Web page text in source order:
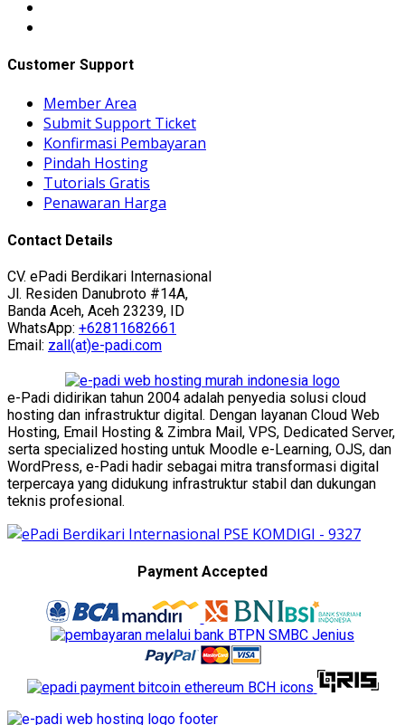
Customer Support
Member Area
Submit Support Ticket
Konfirmasi Pembayaran
Pindah Hosting
Tutorials Gratis
Penawaran Harga
Contact Details
CV. ePadi Berdikari Internasional
Jl. Residen Danubroto #14A,
Banda Aceh, Aceh 23239, ID
WhatsApp: +62811682661
Email: zall(at)e-padi.com
e-Padi didirikan tahun 2004 adalah penyedia solusi cloud
hosting dan infrastruktur digital. Dengan layanan Cloud Web
Hosting, Email Hosting & Zimbra Mail, VPS, Dedicated Server,
serta specialized hosting untuk Moodle e-Learning, OJS, dan
WordPress, e-Padi hadir sebagai mitra transformasi digital
terpercaya yang didukung infrastruktur stabil dan dukungan
teknis profesional.
Payment Accepted